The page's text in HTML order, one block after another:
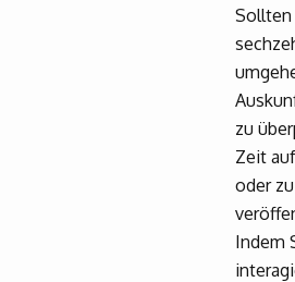
Sollten
zu
Zeit
oder
Indem